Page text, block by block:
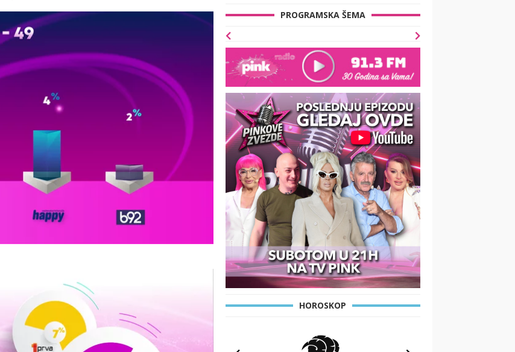
PROGRAMSKA ŠEMA
HOROSKOP